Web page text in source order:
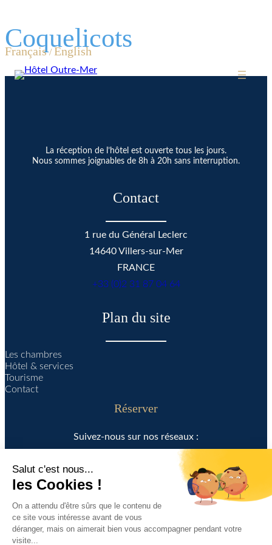
Aller
au
contenu
Français/English
Coquelicots
La réception de l’hôtel est ouverte tous les jours.
Nous sommes joignables de 8h à 20h sans interruption.
Contact
1 rue du Général Leclerc
14640 Villers-sur-Mer
FRANCE
+33 (0)2 31 87 04 64
Plan du site
Les chambres
Hôtel & services
Tourisme
Contact
Réserver
Suivez-nous sur nos réseaux :
Français